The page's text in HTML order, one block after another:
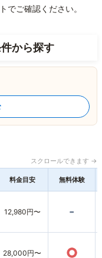
でご確認ください。
から探す
スクロールできます →
料金目安 無料体験
12,980円〜 -
28,000円〜 ○